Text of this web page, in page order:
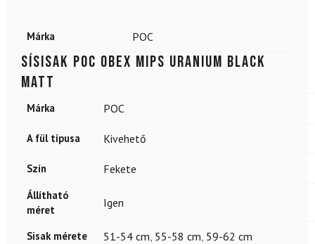
Márka POC
Sísisak POC Obex MIPS Uranium Black
Matt
Márka POC
A fül típusa Kivehető
Szín Fekete
Állítható
méret
Igen
Sisak mérete 51-54 cm 55-58 cm 59-62 cm